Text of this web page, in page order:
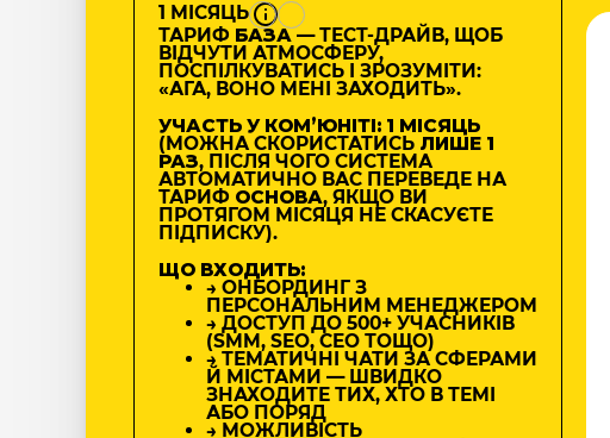
1 МІСЯЦЬ
ТАРИФ БАЗА— ТЕСТ-ДРАЙВ, ЩОБ
ВІДЧУТИ АТМОСФЕРУ,
ПОСПІЛКУВАТИСЬ І ЗРОЗУМІТИ:
«АГА, ВОНО МЕНІ ЗАХОДИТЬ».
УЧАСТЬ У КОМʼЮНІТІ: 1 МІСЯЦЬ
(МОЖНА СКОРИСТАТИСЬ ЛИШЕ 1
РАЗ, ПІСЛЯ ЧОГО СИСТЕМА
АВТОМАТИЧНО ВАС ПЕРЕВЕДЕ НА
ТАРИФ ОСНОВА, ЯКЩО ВИ
ПРОТЯГОМ МІСЯЦЯ НЕ СКАСУЄТЕ
ПІДПИСКУ).
ЩО ВХОДИТЬ:
→ ОНБОРДИНГ З
ПЕРСОНАЛЬНИМ МЕНЕДЖЕРОМ
→ ДОСТУП ДО 500+ УЧАСНИКІВ
(SMM, SEO, CEO ТОЩО)
→ ТЕМАТИЧНІ ЧАТИ ЗА СФЕРАМИ
Й МІСТАМИ — ШВИДКО
ЗНАХОДИТЕ ТИХ, ХТО В ТЕМІ
АБО ПОРЯД
→ МОЖЛИВІСТЬ